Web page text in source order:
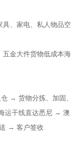
具、家电、私人物品空
五金大件货物低成本海
→ 货物分拣、加固、
运干线直达悉尼 → 澳
→ 客户签收